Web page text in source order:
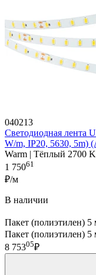
040213
Светодиодная лента
W/m, IP20, 5630, 5m)
Warm | Тёплый 2700 K
1 75061
₽/м
В наличии
Пакет (полиэтилен)
Пакет (полиэтилен) 5
8 75305₽